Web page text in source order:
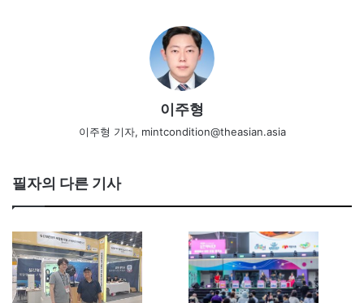
이주형
이주형 기자, mintcondition@theasian.asia
필자의 다른 기사